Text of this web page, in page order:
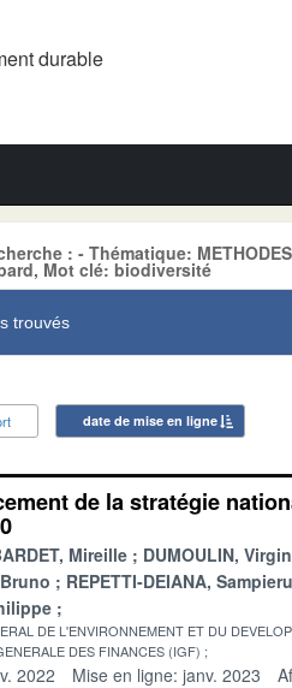
durable
: - Thématique:
Mot clé: biodiversité
trouvés
date de mise en ligne
de la stratégie
Mireille DUMOULIN,
REPETTI-DEIANA, Sampieru
DE L'ENVIRONNEMENT ET DU
DES FINANCES (IGF)
2022 Mise en ligne: janv. 2023